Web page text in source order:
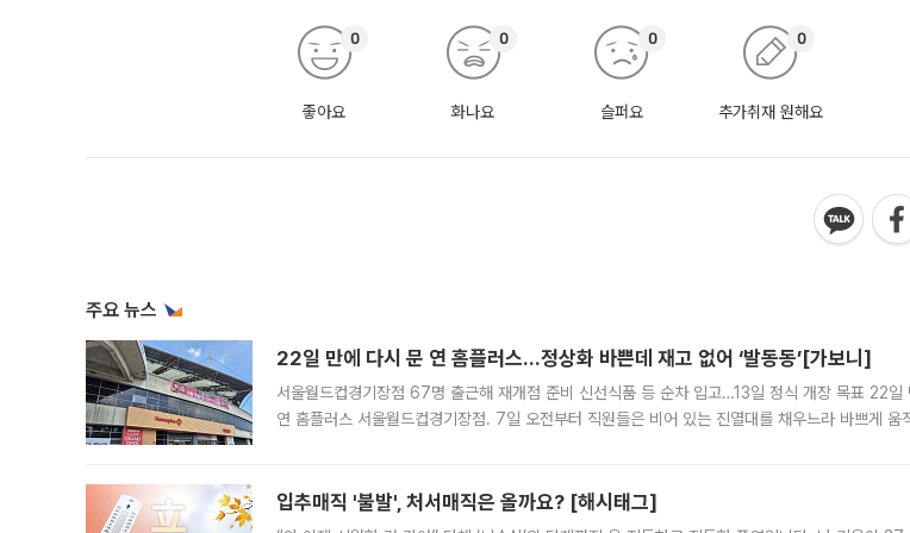
좋아요
0
화나요
0
슬퍼요
0
추가취재 원해요
0
주요 뉴스
22일 만에 다시 문 연 홈플러스…정상화 바쁜데 재고 없어 ‘발동동’[가보니]
서울월드컵경기장점 67명 출근해 재개점 준비 신선식품 등 순차 입고…13일 정식 개장 목표 22일
연 홈플러스 서울월드컵경기장점. 7일 오전부터 직원들은 비어 있는 진열대를 채우느라 바쁘게 움
입추매직 '불발', 처서매직은 올까요? [해시태그]